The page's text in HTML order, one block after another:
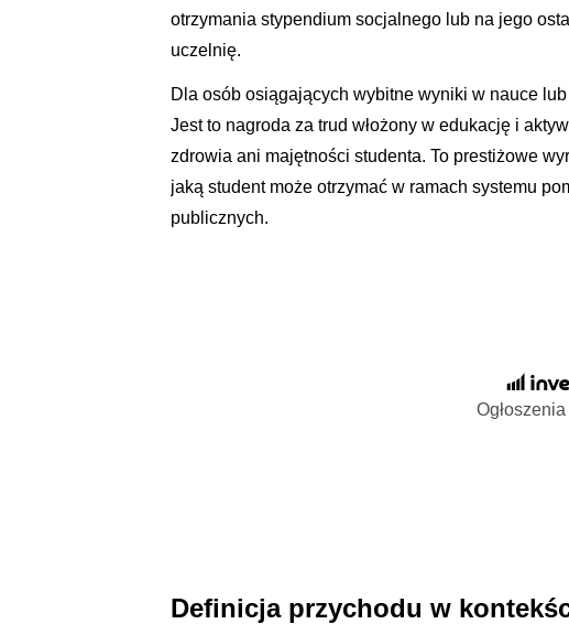
otrzymania stypendium socjalnego lub na jego
uczelnię.
Dla osób osiągających wybitne wyniki w nauce
Jest to nagroda za trud włożony w edukację i
zdrowia ani majętności studenta. To prestiżowe
jaką student może otrzymać w ramach systemu
publicznych.
Definicja przychodu w